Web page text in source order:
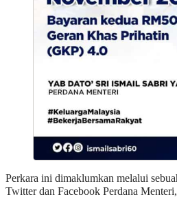
Perkara ini dimaklumkan melalui
Twitter dan Facebook Perdana